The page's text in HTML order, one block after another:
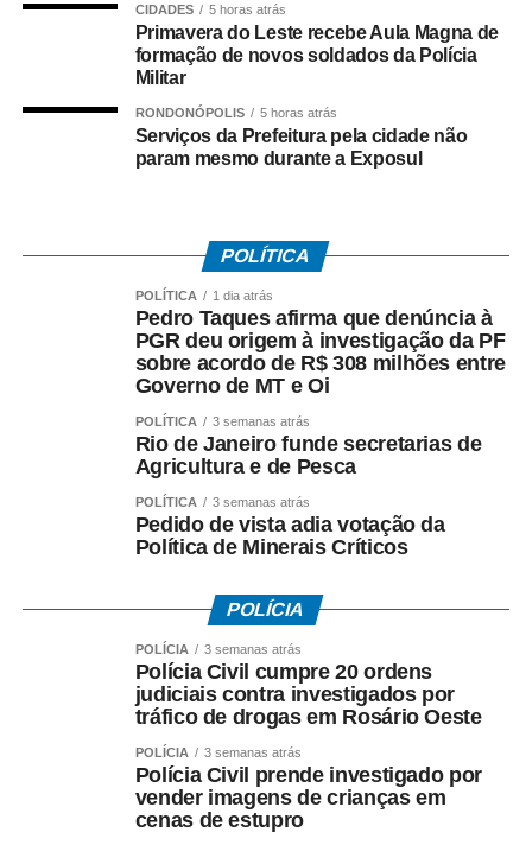
Helena Teodoro entre outros. Além disso, nomes
históricos do samba carioca também serão
homenageados. São eles: o sambista Antônio Candeia
Filho, o produtor musical Milton Manhães e a cantora
Teresa Cristina.
Dona Ivone Lara, Conceição Evaristo e Nei Lopes.
Para conferir a programação e adquirir os ingressos
da Flisamba, basta acessar osite do evento.
*Com supervisão de Ana Lúcia Caldas
Fonte: EBC Cultura
COMENTE ABAIXO:
WhatsApp
Facebook
Twitter
Messenger
LinkedIn
Share
CIDADES 5 horas atrás
Primavera do Leste recebe Aula Magna de
formação de novos soldados da Polícia
Militar
RONDONÓPOLIS 5 horas atrás
Serviços da Prefeitura pela cidade não
param mesmo durante a Exposul
POLÍTICA
POLÍTICA 1 dia atrás
Pedro Taques afirma que denúncia à
PGR deu origem à investigação da PF
sobre acordo de R$ 308 milhões entre
Governo de MT e Oi
POLÍTICA 3 semanas atrás
Rio de Janeiro funde secretarias de
Agricultura e de Pesca
POLÍTICA 3 semanas atrás
Pedido de vista adia votação da
Política de Minerais Críticos
POLÍCIA
POLÍCIA 3 semanas atrás
Polícia Civil cumpre 20 ordens
judiciais contra investigados por
tráfico de drogas em Rosário Oeste
POLÍCIA 3 semanas atrás
Polícia Civil prende investigado por
vender imagens de crianças em
cenas de estupro